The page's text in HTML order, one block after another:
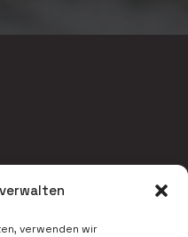
verwenden wir